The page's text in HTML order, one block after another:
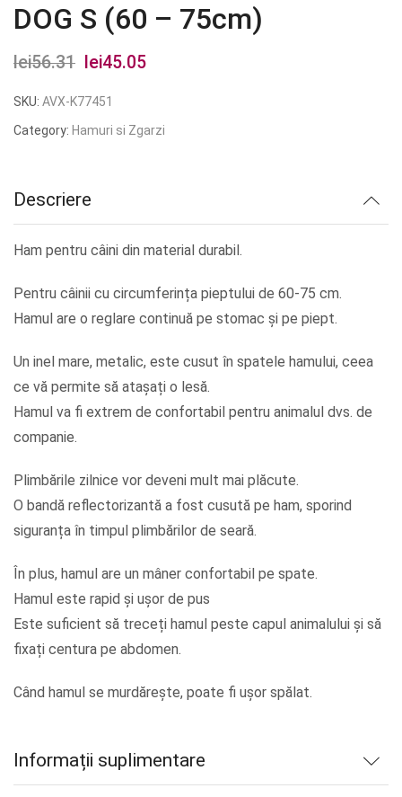
DOG S (60 – 75cm)
lei56.31
Prețul
inițial
a
lei45.05
este:
SKU: AVX-K77451
Category: Hamuri si Zgarzi
Descriere
Ham pentru câini din material durabil.
Pentru câinii cu circumferința pieptului de 60-75 cm.
Hamul are o reglare continuă pe stomac și pe piept.
Un inel mare, metalic, este cusut în spatele hamului, ceea
ce vă permite să atașați o lesă.
Hamul va fi extrem de confortabil pentru animalul dvs. de
companie.
Plimbările zilnice vor deveni mult mai plăcute.
O bandă reflectorizantă a fost cusută pe ham, sporind
siguranța în timpul plimbărilor de seară.
În plus, hamul are un mâner confortabil pe spate.
Hamul este rapid și ușor de pus
Este suficient să treceți hamul peste capul animalului și să
fixați centura pe abdomen.
Când hamul se murdărește, poate fi ușor spălat.
Informații suplimentare